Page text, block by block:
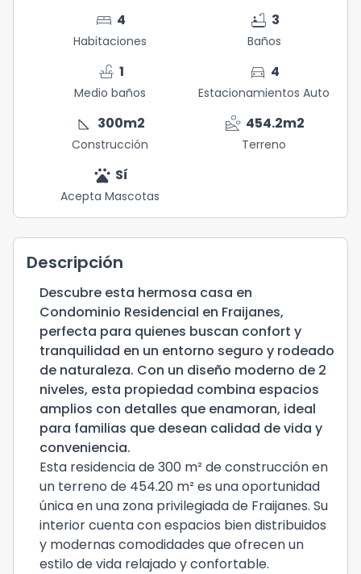
bed 4
Habitaciones
bathtub 3
Baños
faucet 1
Medio baños
directions_car 4
Estacionamientos Auto
square_foot 300m2
Construcción
landslide 454.2m2
Terreno
pets Sí
Acepta Mascotas
Descripción
Descubre esta hermosa casa en
Condominio Residencial en Fraijanes,
perfecta para quienes buscan confort y
tranquilidad en un entorno seguro y rodeado
de naturaleza. Con un diseño moderno de 2
niveles, esta propiedad combina espacios
amplios con detalles que enamoran, ideal
para familias que desean calidad de vida y
conveniencia.
Esta residencia de 300 m² de construcción en
un terreno de 454.20 m² es una oportunidad
única en una zona privilegiada de Fraijanes. Su
interior cuenta con espacios bien distribuidos
y modernas comodidades que ofrecen un
estilo de vida relajado y confortable.